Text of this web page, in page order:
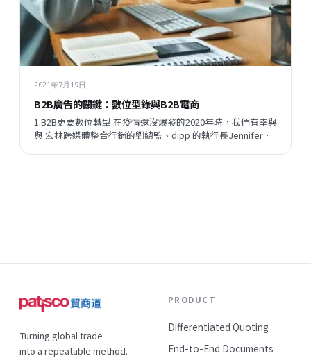
2021年7月19日
B2B廣告的關鍵：數位型錄與B2B電商
1.B2B更要數位轉型 在疫情還沒爆發的2020年時，我們有幸與
與 宏林跨媒體整合行銷的劉總監、dipp 的執行長Jennifer一
Turning global trade
into a repeatable method.
PRODUCT
Differentiated Quoting
End-to-End Documents